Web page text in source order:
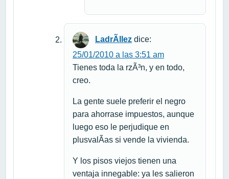
LadrÃ­llez dice:
25/01/2010 a las 3:51 am
Tienes toda la rzÃ³n, y en todo,
creo.
La gente suele preferir el negro
para ahorrase impuestos, aunque
luego eso le perjudique en
plusvalÃ­as si vende la vivienda.
Y los pisos viejos tienen una
ventaja innegable: ya les salieron